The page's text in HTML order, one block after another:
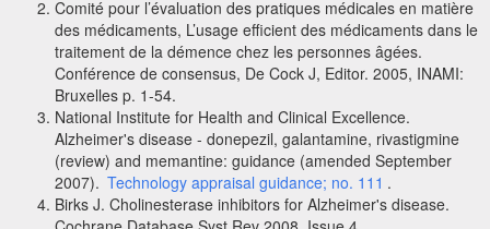
Comité pour l’évaluation des pratiques médicales en matière
des médicaments, L’usage efficient des médicaments dans le
traitement de la démence chez les personnes âgées.
Conférence de consensus, De Cock J, Editor. 2005, INAMI:
Bruxelles p. 1-54.
National Institute for Health and Clinical Excellence.
Alzheimer's disease - donepezil, galantamine, rivastigmine
(review) and memantine: guidance (amended September
2007). Technology appraisal guidance; no. 111 .
Birks J. Cholinesterase inhibitors for Alzheimer's disease.